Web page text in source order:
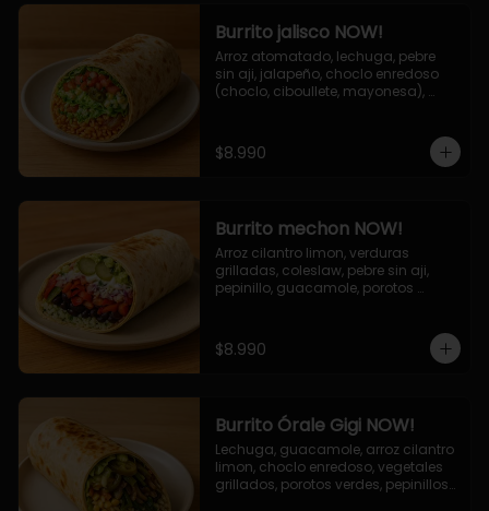
Burrito jalisco NOW!
Arroz atomatado, lechuga, pebre
sin aji, jalapeño, choclo enredoso
(choclo, ciboullete, mayonesa),
$8.990
Burrito mechon NOW!
Arroz cilantro limon, verduras
grilladas, coleslaw, pebre sin aji,
pepinillo, guacamole, porotos
$8.990
Burrito Órale Gigi NOW!
Lechuga, guacamole, arroz cilantro
limon, choclo enredoso, vegetales
grillados, porotos verdes, pepinillos